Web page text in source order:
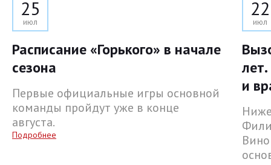
25
июл
Расписание «Горького» в начале
сезона
Первые официальные игры основной
команды пройдут уже в конце
августа.
Подробнее
22
июл
и